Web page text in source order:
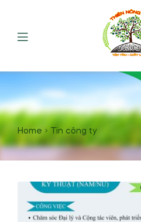
Home Tin công ty